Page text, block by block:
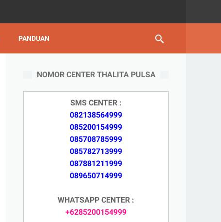
PANDUAN
NOMOR CENTER THALITA PULSA
SMS CENTER :
082138564999
085200154999
085708785999
085782713999
087881211999
089650714999
WHATSAPP CENTER :
+6285200154999